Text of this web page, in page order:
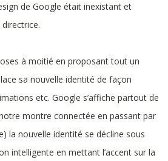
de Google était inexistant et
à moitié en proposant tout un
sa nouvelle identité de façon
etc. Google s’affiche partout de
montre connectée en passant par
la nouvelle identité se décline sous
intelligente en mettant l’accent sur la